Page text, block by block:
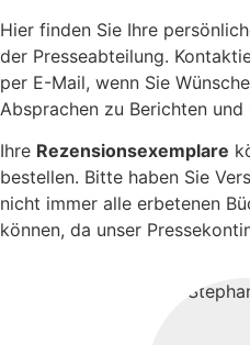
Hier finden Sie Ihre
der Presseabteilung.
per E-Mail, wenn Sie
Absprachen zu Berichten
Ihre Rezensionsexemplare
bestellen. Bitte haben Sie
nicht immer alle erbetenen
können, da unser